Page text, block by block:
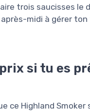
trois saucisses le
après-midi à gérer
si tu es
ce Highland